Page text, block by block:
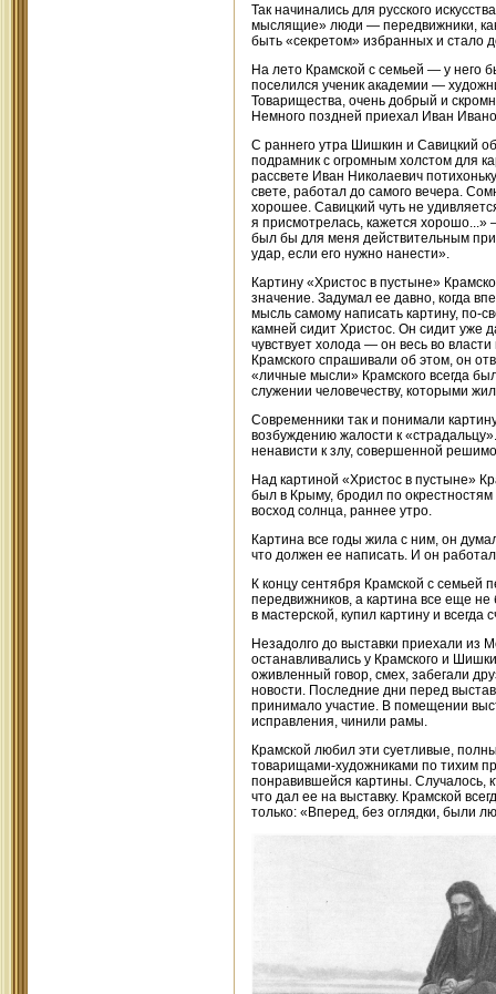
Так начинались для русского
мыслящие» люди — передвижники, как
быть «секретом» избранных и стало
На лето Крамской с семьей — у него
поселился ученик академии —
Товарищества, очень добрый и
Немного поздней приехал Иван
С раннего утра Шишкин и Савицкий
подрамник с огромным холстом для
рассвете Иван Николаевич
свете, работал до самого вечера.
хорошее. Савицкий чуть не
я присмотрелась, кажется
был бы для меня действительным
удар, если его нужно нанести».
Картину «Христос в пустыне»
значение. Задумал ее давно, когда
мысль самому написать картину, по-
камней сидит Христос. Он сидит уже
чувствует холода — он весь во
Крамского спрашивали об этом, он
«личные мысли» Крамского всегда
служении человечеству, которыми
Современники так и понимали
возбуждению жалости к
ненависти к злу, совершенной
Над картиной «Христос в пустыне»
был в Крыму, бродил по
восход солнца, раннее утро.
Картина все годы жила с ним, он
что должен ее написать. И он
К концу сентября Крамской с семьей
передвижников, а картина все еще не
в мастерской, купил картину и
Незадолго до выставки приехали из
останавливались у Крамского и
оживленный говор, смех, забегали
новости. Последние дни перед
принимало участие. В помещении
исправления, чинили рамы.
Крамской любил эти суетливые,
товарищами-художниками по тихим
понравившейся картины. Случалось,
что дал ее на выставку. Крамской
только: «Вперед, без оглядки, были